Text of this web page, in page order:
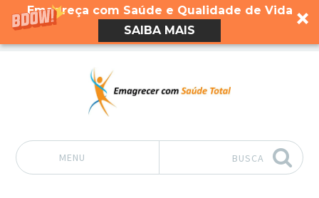
Emagreça com Saúde e Qualidade de Vida
SAIBA MAIS
MENU BUSCA